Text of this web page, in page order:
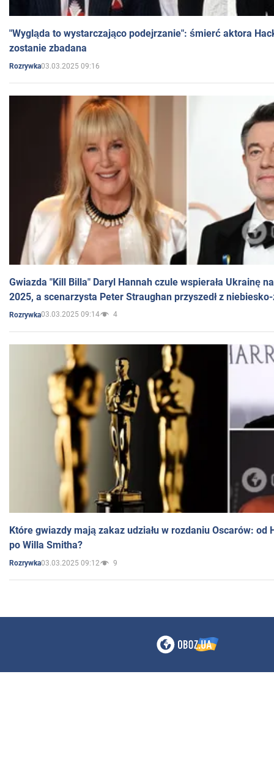
"Wygląda to wystarczająco podejrzanie": śmierć aktora
zostanie zbadana
Rozrywka03.03.2025 09:16
Gwiazda "Kill Billa" Daryl Hannah czule wspierała Ukrainę
2025, a scenarzysta Peter Straughan przyszedł z
Rozrywka03.03.2025 09:14 4
Które gwiazdy mają zakaz udziału w rozdaniu Oscarów: od
po Willa Smitha?
Rozrywka03.03.2025 09:12 9